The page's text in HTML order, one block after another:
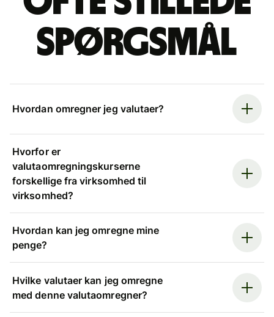
spørgsmål
Hvordan omregner jeg valutaer?
Hvorfor er
valutaomregningskurserne
forskellige fra virksomhed til
virksomhed?
Hvordan kan jeg omregne mine
penge?
Hvilke valutaer kan jeg omregne
med denne valutaomregner?